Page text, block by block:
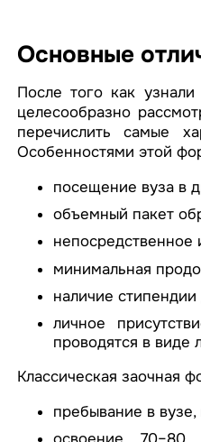
Основные
После того как
целесообразно
перечислить самые
Особенностями этой
посещение вуза в
объемный пакет
минимальная
наличие
личное
проводятся в виде
Классическая заочная
пребывание в